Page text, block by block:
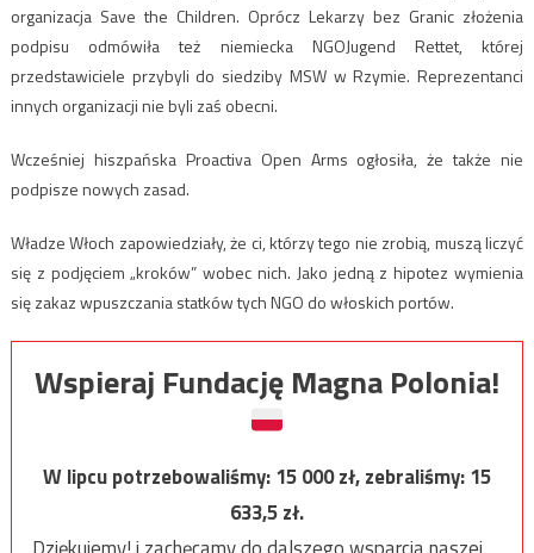
organizacja Save the Children. Oprócz Lekarzy bez Granic złożenia
podpisu odmówiła też niemiecka NGOJugend Rettet, której
przedstawiciele przybyli do siedziby MSW w Rzymie. Reprezentanci
innych organizacji nie byli zaś obecni.
Wcześniej hiszpańska Proactiva Open Arms ogłosiła, że także nie
podpisze nowych zasad.
Władze Włoch zapowiedziały, że ci, którzy tego nie zrobią, muszą liczyć
się z podjęciem „kroków” wobec nich. Jako jedną z hipotez wymienia
się zakaz wpuszczania statków tych NGO do włoskich portów.
Wspieraj Fundację Magna Polonia!
W lipcu potrzebowaliśmy:15 000zł, zebraliśmy:15
633,5zł.